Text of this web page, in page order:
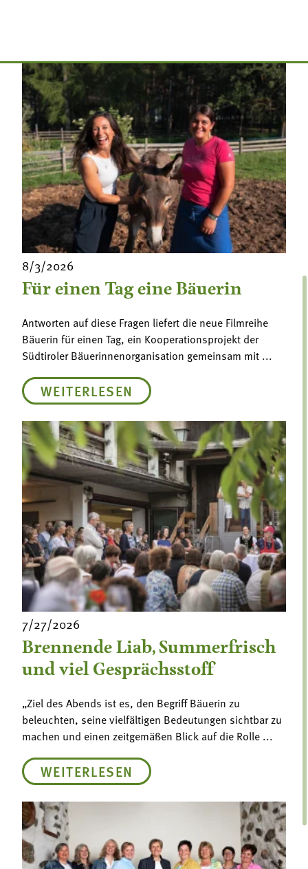
8/3/2026
Für einen Tag eine Bäuerin
Antworten auf diese Fragen liefert die neue Filmreihe
Bäuerin für einen Tag, ein Kooperationsprojekt der
Südtiroler Bäuerinnenorganisation gemeinsam mit ...
WEITERLESEN
7/27/2026
Brennende Liab, Summerfrisch
und viel Gesprächsstoff
„Ziel des Abends ist es, den Begriff Bäuerin zu
beleuchten, seine vielfältigen Bedeutungen sichtbar zu
machen und einen zeitgemäßen Blick auf die Rolle ...
WEITERLESEN